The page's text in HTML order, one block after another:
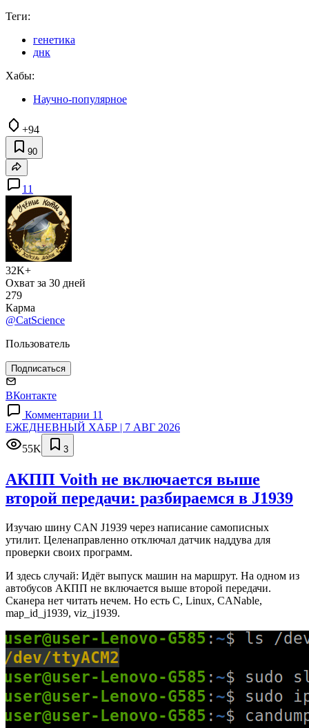
Теги:
генетика
днк
Хабы:
Научно-популярное
+94
90
11
32K+
Охват за 30 дней
279
Карма
@CatScience
Пользователь
Подписаться
ВКонтакте
Комментарии 11
ЕЖЕДНЕВНЫЙ ХАБР | 7 АВГ 2026
55K
3
АКПП Voith не включается выше
второй передачи: разбираемся в J1939
Изучаю шину CAN J1939 через написание самописных
утилит. Целенаправленно отключал датчик наддува для
проверки своих программ.
И здесь случай: Идёт выпуск машин на маршрут. На одном из
автобусов АКПП не включается выше второй передачи.
Сканера нет читать нечем. Но есть C, Linux, CANable,
map_id_j1939, viz_j1939.